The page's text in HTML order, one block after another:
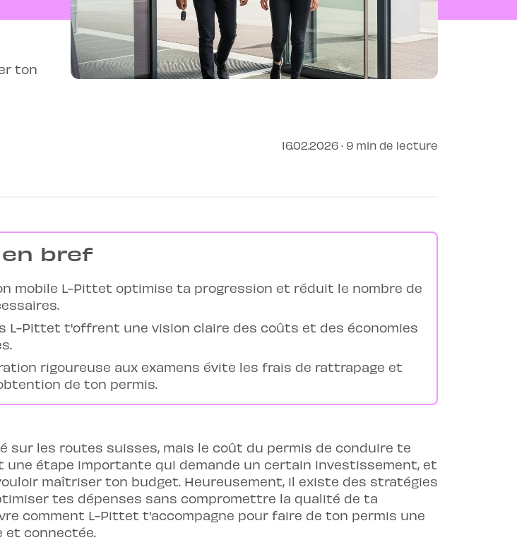
ton
16.02.2026 · 9 min de lecture
bref
mobile L-Pittet optimise ta progression et réduit le nombre de
L-Pittet t'offrent une vision claire des coûts et des économies
rigoureuse aux examens évite les frais de rattrapage et
de ton permis.
sur les routes suisses, mais le coût du permis de conduire te
une étape importante qui demande un certain investissement, et
maîtriser ton budget. Heureusement, il existe des stratégies
tes dépenses sans compromettre la qualité de ta
comment L-Pittet t'accompagne pour faire de ton permis une
et connectée.